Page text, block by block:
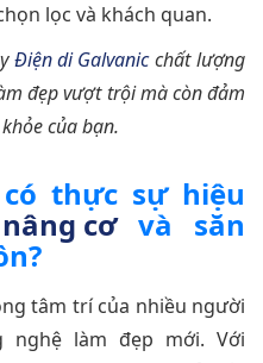
lọc và khách quan.
Điện di Galvanicchất lượng
đẹp vượt trội mà còn đảm
của bạn.
thực sự hiệu
nâng cơvà săn
tâm trí của nhiều người
làm đẹp mới. Với